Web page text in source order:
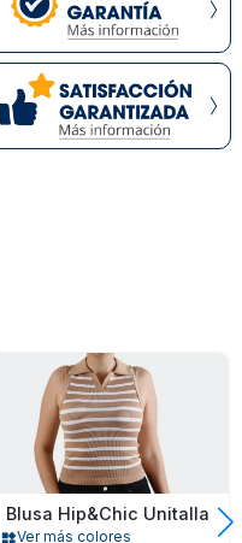
Blusa Hip&chic Unitalla
widgetsVer más colores